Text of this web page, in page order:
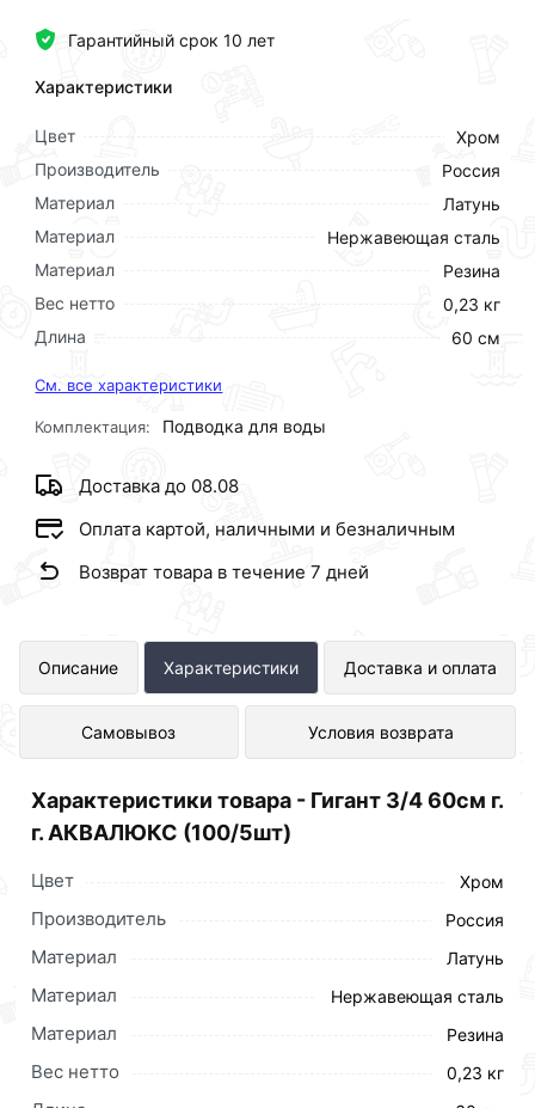
Гарантийный срок 10 лет
Характеристики
Цвет
Хром
Производитель
Россия
Материал
Латунь
Материал
Нержавеющая сталь
Материал
Резина
Вес нетто
0,23 кг
Длина
60 см
См. все характеристики
Комплектация: Подводка для воды
Доставка до 08.08
Оплата картой, наличными и безналичным
Возврат товара в течение 7 дней
Описание Характеристики Доставка и оплата
Самовывоз Условия возврата
Гигант 3/4 60см г. г. АКВАЛЮКС
(100/5шт) представлен в интернет-
магазине Сантехника по отличной
Характеристики товара - Гигант 3/4 60см г.
г. АКВАЛЮКС (100/5шт)
Цвет Хром
Производитель Россия
Материал Латунь
Материал Нержавеющая сталь
Материал Резина
Вес нетто 0,23 кг